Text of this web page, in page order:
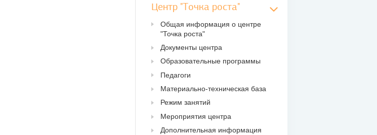
Центр "Точка роста"
Общая информация о центре
"Точка роста"
Документы центра
Образовательные программы
Педагоги
Материально-техническая база
Режим занятий
Мероприятия центра
Дополнительная информация